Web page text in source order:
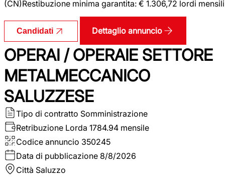
(CN)Restibuzione minima garantita: € 1.306,72 lordi mensili
Candidati Dettaglio annuncio
OPERAI / OPERAIE SETTORE
METALMECCANICO
SALUZZESE
Tipo di contratto Somministrazione
Retribuzione Lorda 1784.94 mensile
Codice annuncio 350245
Data di pubblicazione 8/8/2026
Città Saluzzo